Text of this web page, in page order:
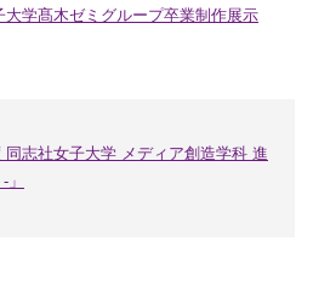
大学髙木ゼミグループ卒業制作展示
同志社女子大学 メディア創造学科 進